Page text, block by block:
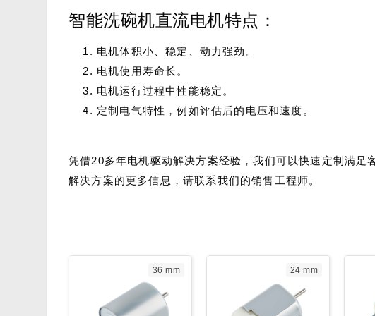
智能洗碗机直流电机特点：
电机体积小、稳定、动力强劲。
电机使用寿命长。
电机运行过程中性能稳定。
定制电气特性，例如评估后的电压和速度。
凭借20多年电机驱动解决方案经验，我们可以快速定制满
解决方案的更多信息，请联系我们的销售工程师。
36 mm 24 mm